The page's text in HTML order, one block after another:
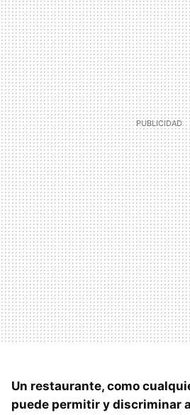
Un restaurante, como
puede permitir y discriminar